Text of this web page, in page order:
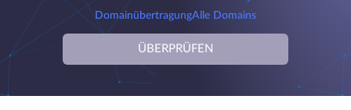
DomainübertragungAlle Domains
ÜBERPRÜFEN